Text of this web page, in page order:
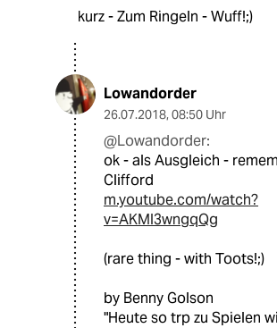
kurz - Zum Ringeln - Wuff!;)
Lowandorder
26.07.2018, 08:50 Uhr
@Lowandorder:
ok - als Ausgleich -
Clifford
m.youtube.com/watch?
v=AKMI3wngqQg
(rare thing - with Toots!;)
by Benny Golson
"Heute so trp zu Spielen